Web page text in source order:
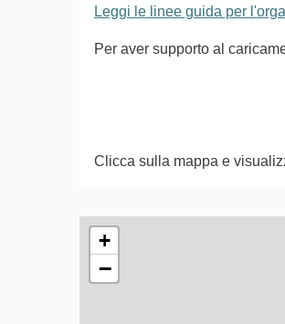
Leggi le linee guida per
Per aver supporto al
Clicca sulla mappa e
L'elemento seguente è una
+
−